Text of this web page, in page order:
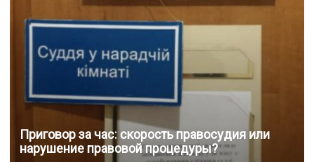
Приговор за час: скорость правосудия или
нарушение правовой процедуры?